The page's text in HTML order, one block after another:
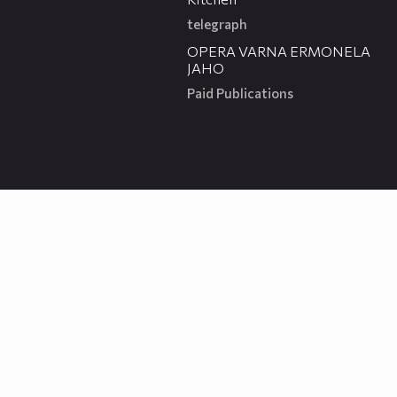
telegraph
OPERA VARNA ERMONELA
JAHO
Paid Publications